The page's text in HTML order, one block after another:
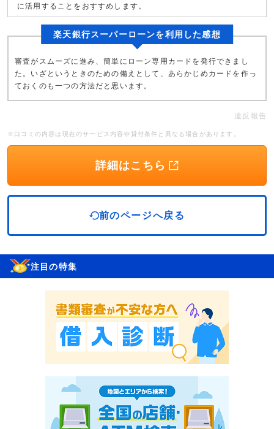
に活用することをおすすめします。
楽天銀行スーパーローンを利用した感想
審査がスムーズに進み、簡単にローン専用カードを発行できまし
た。いざというときのための備えとして、あらかじめカードを作っ
ておくのも一つの方法だと思います。
違反報告
※口コミの内容は現在のサービス内容や貸付条件と異なる場合があります。
詳細はこちら
前のページへ戻る
注目の特集